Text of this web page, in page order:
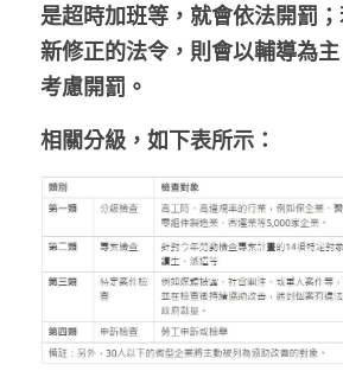
是超時加班等，就會依法開罰
新修正的法令，則會以輔導為
考慮開罰。
相關分級，如下表所示：